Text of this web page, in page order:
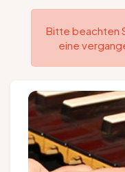
Agenda
Bitte beachten
eine